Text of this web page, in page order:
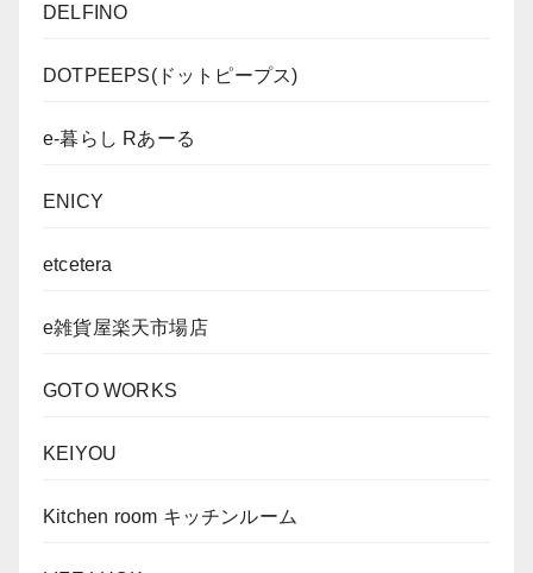
DELFINO
DOTPEEPS(ドットピープス)
e-暮らし Rあーる
ENICY
etcetera
e雑貨屋楽天市場店
GOTO WORKS
KEIYOU
Kitchen room キッチンルーム